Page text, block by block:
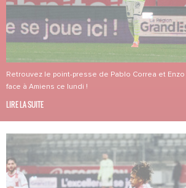
Retrouvez le point-presse de Pablo Correa et Enzo
face à Amiens ce lundi !
LIRE LA SUITE